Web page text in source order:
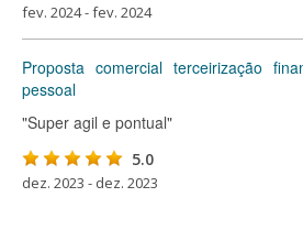
fev. 2024 - fev. 2024
Proposta comercial terceirização
pessoal
"Super agil e pontual"
5.0
dez. 2023 - dez. 2023